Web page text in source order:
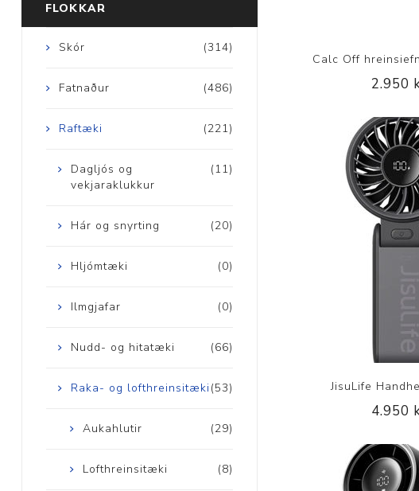
Calc Off
2.950
JisuLife
4.950
FLOKKAR
(314)
Skór
(486)
Fatnaður
(221)
Raftæki
(11)
Dagljós og
vekjaraklukkur
(20)
Hár og snyrting
(0)
Hljómtæki
(0)
Ilmgjafar
(66)
Nudd- og hitatæki
(53)
Raka- og lofthreinsitæki
(29)
Aukahlutir
(8)
Lofthreinsitæki